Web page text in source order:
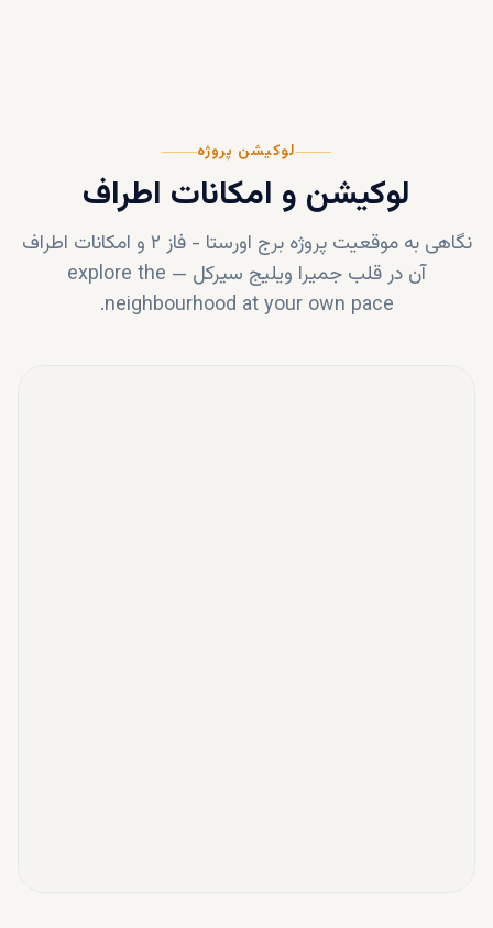
لوکیشن پروژه
لوکیشن و امکانات اطراف
نگاهی به موقعیت پروژه برج اورستا - فاز ۲
و امکانات اطراف
آن در قلب جمیرا ویلیج سيرکل —
explore the
neighbourhood at your own pace.